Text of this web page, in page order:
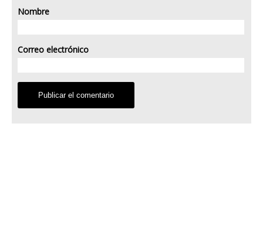
Nombre
Correo electrónico